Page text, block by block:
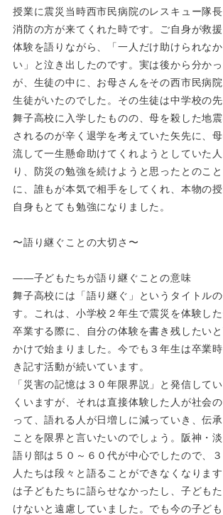
授業に震災当時西市民病院のレスキュー隊
消防の方が来てくれた時です。ご自身が救
体験を語りながら、「一人だけ助けられな
い」と泣き出したのです。実は後から分か
が、生徒の中に、お母さんをその西市民病
生徒がいたのでした。その生徒は中学校の
舞子高校に入学したものの、母を殺した地
されるのが辛く退学を考えていた矢先に、
流して一生懸命助けてくれようとしていた
り、防災の勉強を続けようと思ったとのこ
に、誰もが本気で相手をしてくれ、本物の
自身もとても勉強になりました。
〜語り継ぐことの大切さ〜
――子どもたちが語り継ぐことの意味
舞子高校には「語り継ぐ」というタイトル
す。これは、小学校２年生で震災を体験し
卒業する際に、自分の体験を書き残したい
かけで始まりました。今でも３年生は卒業
き記す活動が続いています。
「災害の記憶は３０年限界説」と発信して
くいますが、それは直接体験した人が社会
って、語れる人が日増しに減っていき、伝
ことを限界と言いたいのでしょう。阪神・
語り部は５０～６０代が中心でしたので、
人たちは段々と語ることができなくなりま
は子どもたちに語らせなかったし、子ども
けないと遠慮していました。でも今の子ども